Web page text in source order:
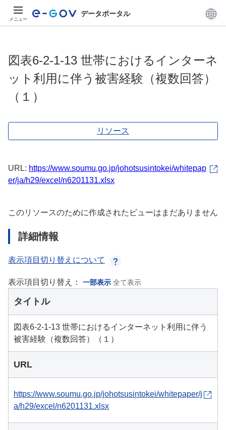
メニュー
データポータル
図表6-2-1-13 世帯におけるインターネ
ット利用に伴う被害経験（複数回答）
（１）
リソース
URL: https://www.soumu.go.jp/johotsusintokei/whitepap
er/ja/h29/excel/n6201131.xlsx
このリソースのために作成されたビューはまだありません
詳細情報
表示項目切り替えについて
表示項目切り替え： 一部表示 全て表示
タイトル
図表6-2-1-13 世帯におけるインターネット利用に伴う
被害経験（複数回答）（１）
URL
https://www.soumu.go.jp/johotsusintokei/whitepaper/j
a/h29/excel/n6201131.xlsx